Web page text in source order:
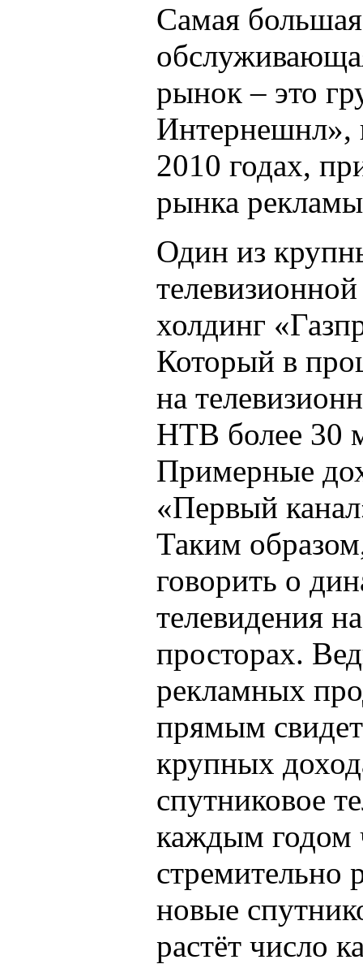
Самая
рынок – это
Интернешнл»,
2010 годах,
рынка
Один из
холдинг
Который в
на
НТВ более 30
Примерные
«Первый
Таким
говорить о
телевидения
просторах.
рекламных
прямым
крупных
спутниковое
каждым годом
стремительно
новые
растёт число